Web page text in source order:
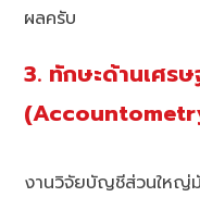
ผลครับ
3. ทักษะด้านเศร
งานวิจัยบัญชีส่วนใหญ่